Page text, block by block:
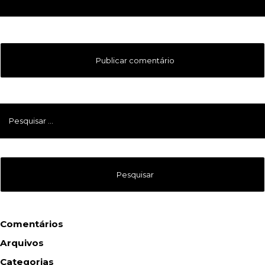
Pesquisar
Comentários
Arquivos
Categorias